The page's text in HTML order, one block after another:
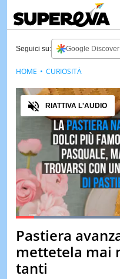
Seguici su: Google Discover
Pause Unmute
Loaded:
Audio
RIATTIVA L'AUDIO
Pastiera
mettetela mai
tanti
HOME CURIOSITÀ